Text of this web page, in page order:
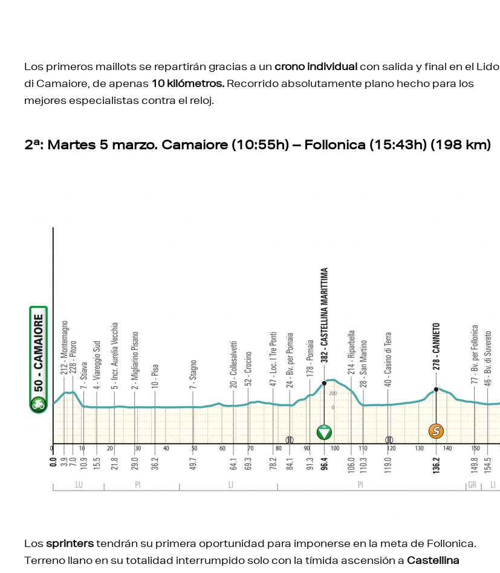
Los primeros maillots se repartirán gracias a un crono individualcon salida y final en el Lido
di Camaiore, de apenas 10 kilómetros. Recorrido absolutamente plano hecho para los
mejores especialistas contra el reloj.
2ª: Martes 5 marzo. Camaiore (10:55h) – Follonica (15:43h) (198 km)
Lossprinterstendrán su primera oportunidad para imponerse en la meta de Follonica.
Terreno llano en su totalidad interrumpido solo con la tímida ascensión a Castellina